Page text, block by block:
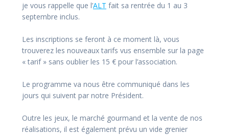
je vous rappelle que l’ALT fait sa rentrée du 1 au 3
septembre inclus.
Les inscriptions se feront à ce moment là, vous
trouverez les nouveaux tarifs vus ensemble sur la page
« tarif » sans oublier les 15 € pour l’association.
Le programme va nous être communiqué dans les
jours qui suivent par notre Président.
Outre les jeux, le marché gourmand et la vente de nos
réalisations, il est également prévu un vide grenier